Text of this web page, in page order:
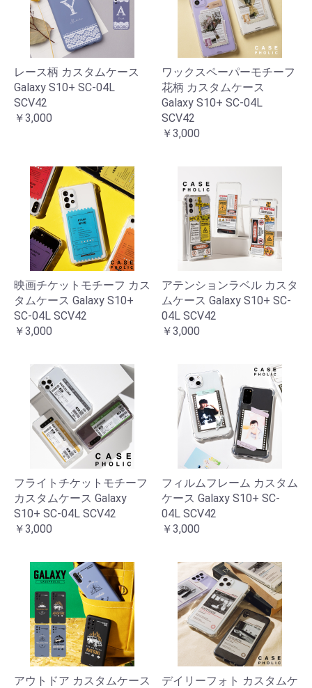
レース柄 カスタムケース
Galaxy S10+ SC-04L
SCV42
￥3,000
ワックスペーパーモチーフ
花柄 カスタムケース
Galaxy S10+ SC-04L
SCV42
￥3,000
映画チケットモチーフ カス
タムケース Galaxy S10+
SC-04L SCV42
￥3,000
アテンションラベル カスタ
ムケース Galaxy S10+ SC-
04L SCV42
￥3,000
フライトチケットモチーフ
カスタムケース Galaxy
S10+ SC-04L SCV42
￥3,000
フィルムフレーム カスタム
ケース Galaxy S10+ SC-
04L SCV42
￥3,000
アウトドア カスタムケース
デイリーフォト カスタムケ